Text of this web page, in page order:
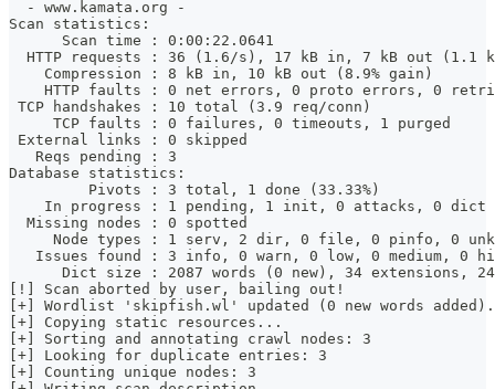
  - www.kamata.org -
Scan statistics:
      Scan time : 0:00:22.0641
HTTP requests : 36 (1.6/s), 17 kB in, 7 kB out (1.1
    Compression : 8 kB in, 10 kB out (8.9% gain)
HTTP faults : 0 net errors, 0 proto errors, 0
TCP handshakes : 10 total (3.9 req/conn)
     TCP faults : 0 failures, 0 timeouts, 1 purged
External links : 0 skipped
   Reqs pending : 3
Database statistics:
         Pivots : 3 total, 1 done (33.33%)
    In progress : 1 pending, 1 init, 0 attacks, 0 dict
  Missing nodes : 0 spotted
Node types : 1 serv, 2 dir, 0 file, 0 pinfo, 0
Issues found : 3 info, 0 warn, 0 low, 0 medium, 0
Dict size : 2087 words (0 new), 34 extensions,
[!] Scan aborted by user, bailing out!
[+] Wordlist 'skipfish.wl' updated (0 new words added).
[+] Copying static resources...
[+] Sorting and annotating crawl nodes: 3
[+] Looking for duplicate entries: 3
[+] Counting unique nodes: 3